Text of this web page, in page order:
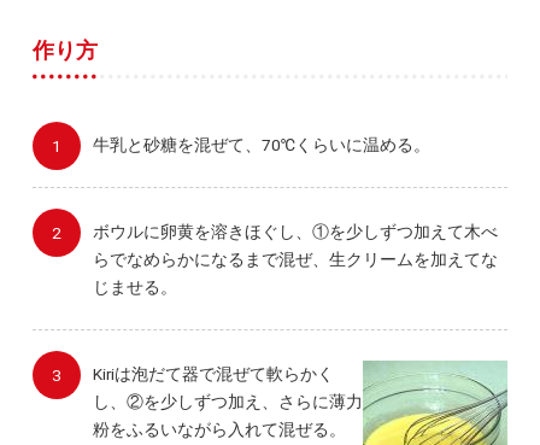
作り方
牛乳と砂糖を混ぜて、70℃くらいに温める。
ボウルに卵黄を溶きほぐし、①を少しずつ加えて木べ
らでなめらかになるまで混ぜ、生クリームを加えてな
じませる。
Kiriは泡だて器で混ぜて軟らかく
し、②を少しずつ加え、さらに薄力
粉をふるいながら入れて混ぜる。